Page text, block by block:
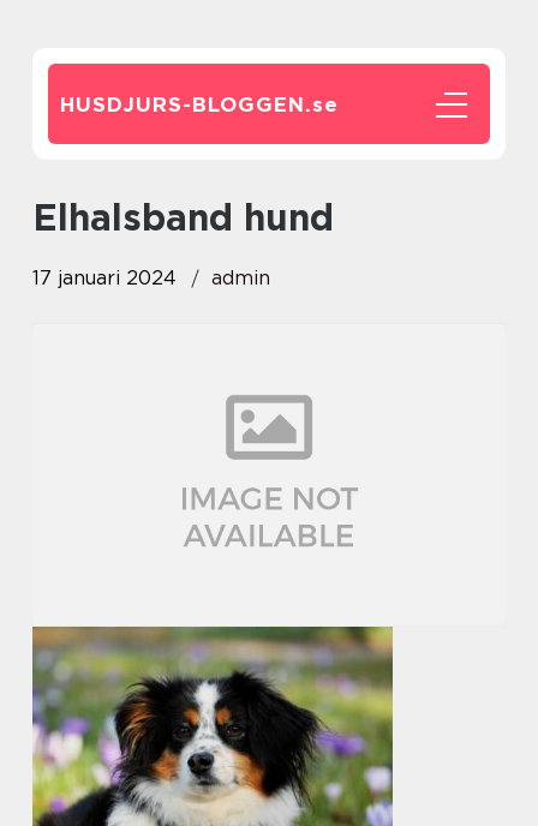
HUSDJURS-BLOGGEN.se
elhalsband hund
17 januari 2024 admin